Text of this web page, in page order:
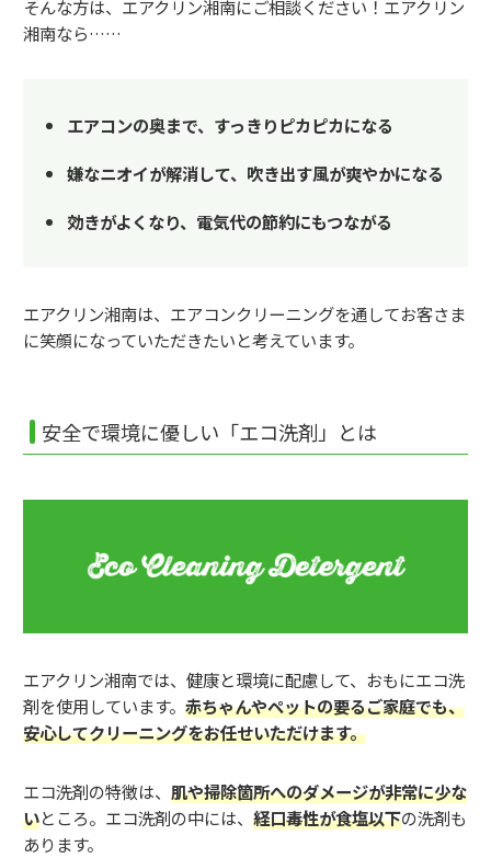
そんな方は、エアクリン湘南にご相談ください！エアクリン
湘南なら……
エアコンの奥まで、すっきりピカピカになる
嫌なニオイが解消して、吹き出す風が爽やかになる
効きがよくなり、電気代の節約にもつながる
エアクリン湘南は、エアコンクリーニングを通してお客さま
に笑顔になっていただきたいと考えています。
安全で環境に優しい「エコ洗剤」とは
エアクリン湘南では、健康と環境に配慮して、おもにエコ洗
剤を使用しています。 赤ちゃんやペットの要るご家庭でも、
安心してクリーニングをお任せいただけます。
エコ洗剤の特徴は、 肌や掃除箇所へのダメージが非常に少な
いところ。エコ洗剤の中には、 経口毒性が食塩以下の洗剤も
あります。